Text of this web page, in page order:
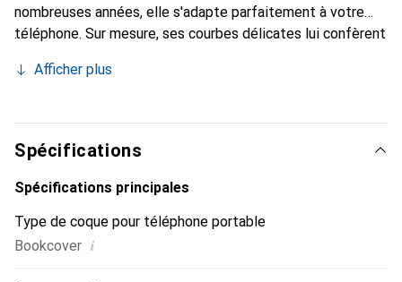
nombreuses années, elle s'adapte parfaitement à votre
téléphone. Sur mesure, ses courbes délicates lui confèrent
et indispensable de votre smartphone. Reconnaître
marque Noreve est un choix sûr pour une clientèle
exigeante.
Afficher plus
Spécifications
Spécifications principales
Type de coque pour téléphone portable
Bookcover i